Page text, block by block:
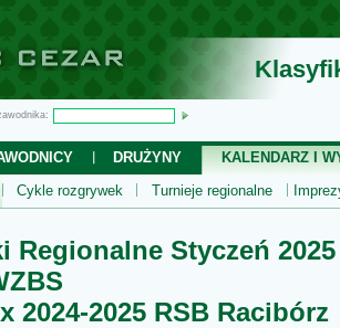
DRUŻYNY
KALENDARZ I
Cykle rozgrywek Turnieje regionalne
Regionalne Styczeń 2025
2024-2025 RSB Racibórz